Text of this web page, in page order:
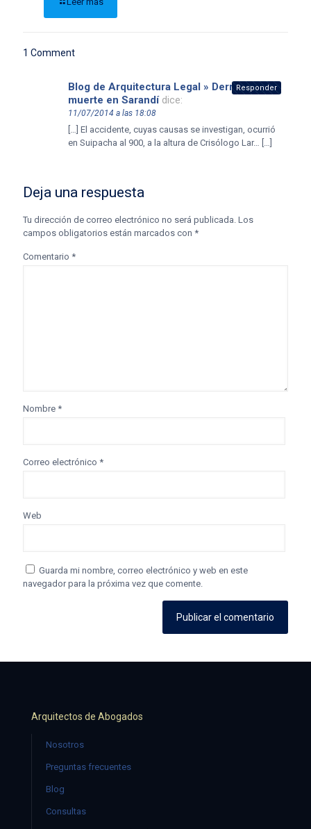
1 Comment
Blog de Arquitectura Legal » Derrumbe y
muerte en Sarandí dice:
11/07/2014 a las 18:08
[…] El accidente, cuyas causas se investigan, ocurrió
en Suipacha al 900, a la altura de Crisólogo Lar… […]
Responder
Deja una respuesta
Tu dirección de correo electrónico no será publicada. Los
campos obligatorios están marcados con *
Comentario *
Nombre *
Correo electrónico *
Web
Guarda mi nombre, correo electrónico y web en este
navegador para la próxima vez que comente.
Arquitectos de Abogados
Nosotros
Preguntas frecuentes
Blog
Consultas